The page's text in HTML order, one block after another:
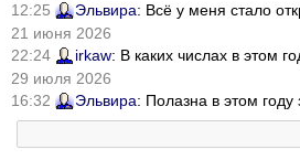
12:25
Эльвира: Всё у меня стало
21 июня 2026
22:24
irkaw: В каких числах в этом
29 июля 2026
16:32
Эльвира: Полазна в этом